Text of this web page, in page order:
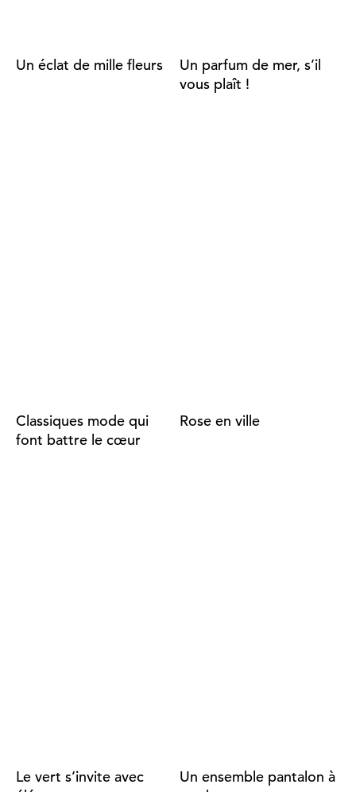
Un éclat de mille fleurs
Un parfum de mer, s’il
vous plaît !
Classiques mode qui
font battre le cœur
Rose en ville
Le vert s’invite avec
Un ensemble pantalon à